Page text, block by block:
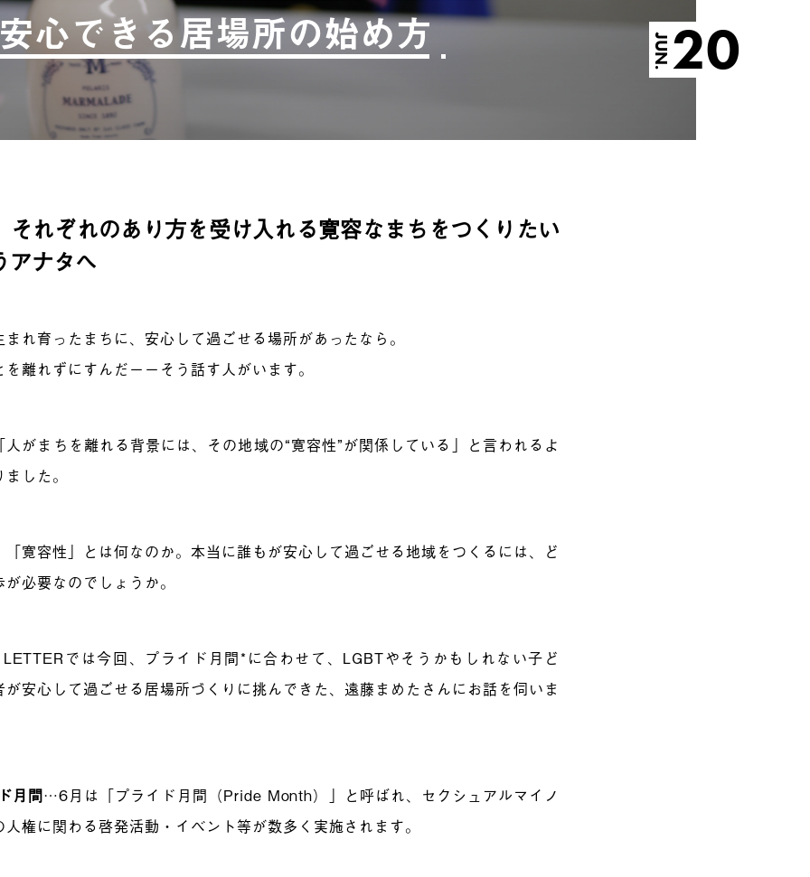
心できる居場所の始め方
JUN.20
それぞれのあり方を受け入れる寛容なまちをつくりたい
アナタへ
れ育ったまちに、安心して過ごせる場所があったなら。
離れずにすんだーーそう話す人がいます。
人がまちを離れる背景には、その地域の“寛容性”が関係している」と言われるよ
した。
「寛容性」とは何なのか。本当に誰もが安心して過ごせる地域をつくるには、ど
必要なのでしょうか。
では今回、プライド月間*に合わせて、LGBTやそうかもしれない子ど
が安心して過ごせる居場所づくりに挑んできた、遠藤まめたさんにお話を伺いま
月間…6月は「プライド月間（Pride Month）」と呼ばれ、セクシュアルマイノ
権に関わる啓発活動・イベント等が数多く実施されます。